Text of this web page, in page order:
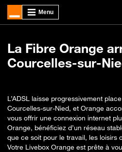
La Fibre Orange
Courcelles-sur-
L’ADSL laisse progressivement
Courcelles-sur-Nied, et Orange
vous offrir une connexion internet
Orange, bénéficiez d’un réseau
que ce soit pour le travail, les loisirs
Votre Livebox Orange est prête à